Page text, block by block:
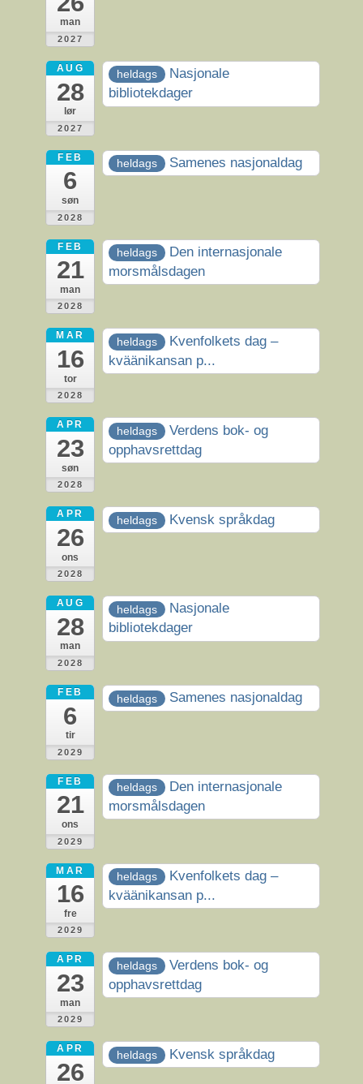
man
2027
AUG
28
lør
2027
heldags
Nasjonale
bibliotekdager
FEB
6
søn
2028
heldags Samenes nasjonaldag
FEB
21
man
2028
heldags
Den internasjonale
morsmålsdagen
MAR
16
tor
2028
heldags
Kvenfolkets dag –
kväänikansan p...
APR
23
søn
2028
heldags
Verdens bok- og
opphavsrettdag
APR
26
ons
2028
heldags Kvensk språkdag
AUG
28
man
2028
heldags
Nasjonale
bibliotekdager
FEB
6
tir
2029
heldags Samenes nasjonaldag
FEB
21
ons
2029
heldags
Den internasjonale
morsmålsdagen
MAR
16
fre
2029
heldags
Kvenfolkets dag –
kväänikansan p...
APR
23
man
2029
heldags
Verdens bok- og
opphavsrettdag
APR
26
heldags Kvensk språkdag